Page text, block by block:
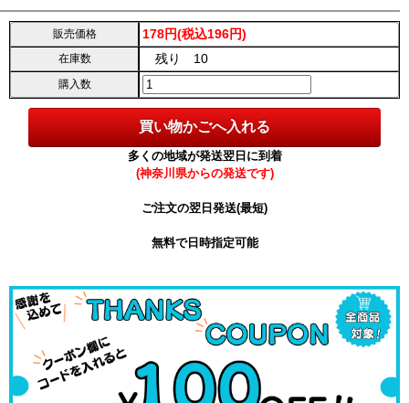
販売価格 178円(税込196円)
在庫数 残り 10
購入数
多くの地域が発送翌日に到着
(神奈川県からの発送です)
ご注文の翌日発送(最短)
無料で日時指定可能